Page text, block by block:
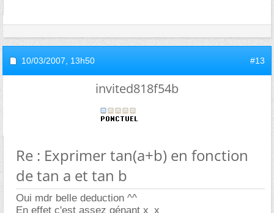
10/03/2007, 13h50 #13
invited818f54b
Re : Exprimer tan(a+b) en fonction
de tan a et tan b
Oui mdr belle deduction ^^
En effet c'est assez génant x_x